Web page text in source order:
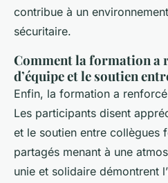
contribue à un
sécuritaire.
Comment la formation a
d’équipe et le soutien
Enfin, la formation a
Les participants disent
et le soutien entre collègues
partagés menant à une
unie et solidaire démontrent